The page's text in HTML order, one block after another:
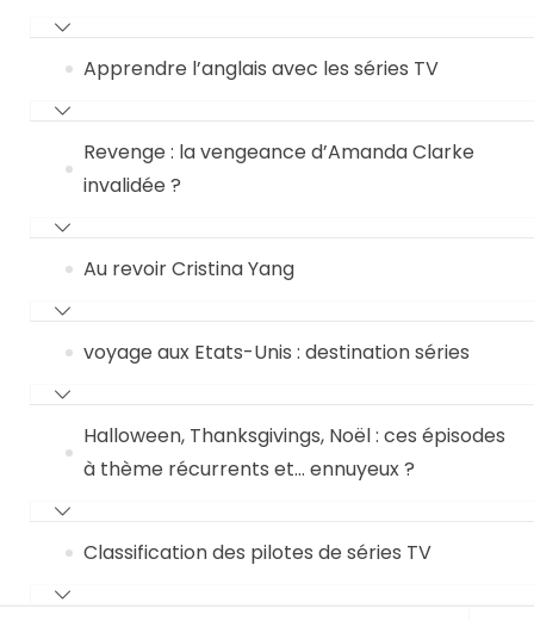
Apprendre l’anglais avec les séries TV
Revenge : la vengeance d’Amanda Clarke
invalidée ?
Au revoir Cristina Yang
voyage aux Etats-Unis : destination séries
Halloween, Thanksgivings, Noël : ces épisodes
à thème récurrents et… ennuyeux ?
Classification des pilotes de séries TV